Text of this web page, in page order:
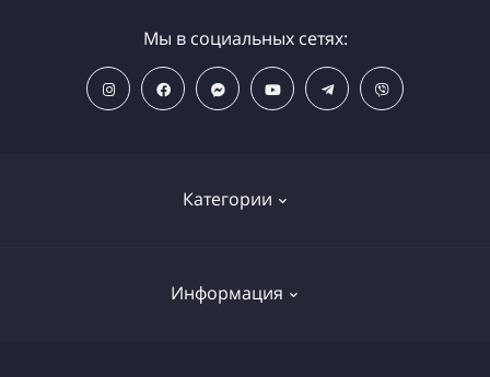
Категории
ПОПУЛЯРНЫЕ ТОВАРЫ
Информация
Мы в социальных сетях: